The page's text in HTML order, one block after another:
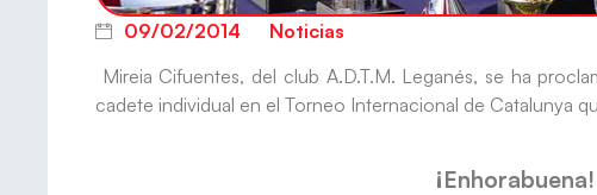
09/02/2014
Noticias
Mireia Cifuentes, del club A.D.T.M. Leganés, se ha
cadete individual en el Torneo Internacional de Catalunya
¡Enhorabuena!